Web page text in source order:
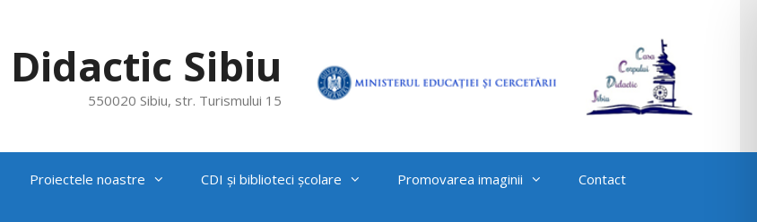
Sibiu
550020 Sibiu, str. Turismului 15
Proiectele noastre CDI și biblioteci școlare Promovarea imaginii Contact